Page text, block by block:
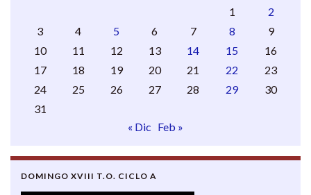
1
2
3
4 5 6 7 8
9
10
11 12 13 14 15
16
17
18 19 20 21 22
23
24
25 26 27 28 29
30
31
« Dic Feb »
DOMINGO XVIII T.O. CICLO A